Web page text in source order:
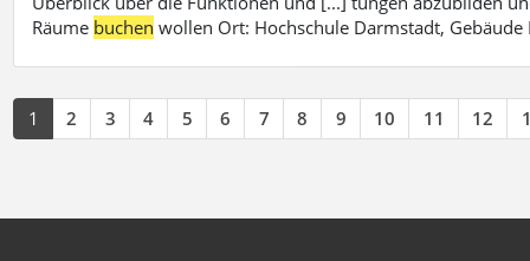
Räume buchen wollen Ort: Hochschule Darmstadt,
1 2 3 4 5 6 7 8 9 10 11 12